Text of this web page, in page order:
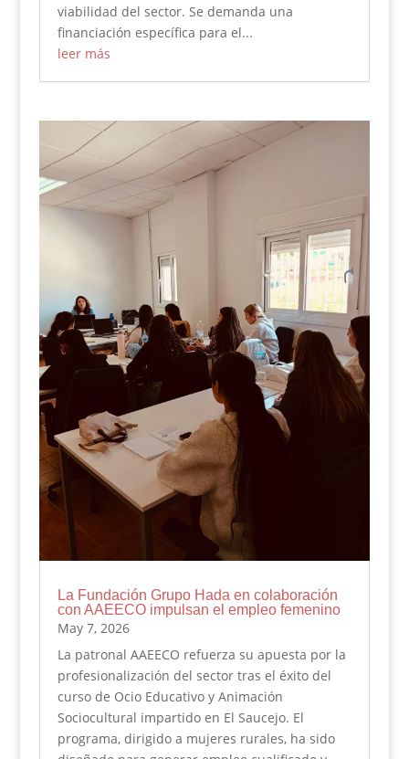
viabilidad del sector. Se demanda una
financiación específica para el...
leer más
La Fundación Grupo Hada en colaboración
con AAEECO impulsan el empleo femenino
May 7, 2026
La patronal AAEECO refuerza su apuesta por la
profesionalización del sector tras el éxito del
curso de Ocio Educativo y Animación
Sociocultural impartido en El Saucejo. El
programa, dirigido a mujeres rurales, ha sido